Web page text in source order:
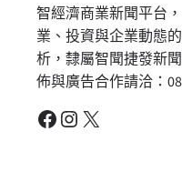
智經濟商業新聞平台
業、投資與企業動態
析，隸屬智聞捷發新
佈與廣告合作請洽：
Facebook Instagram X